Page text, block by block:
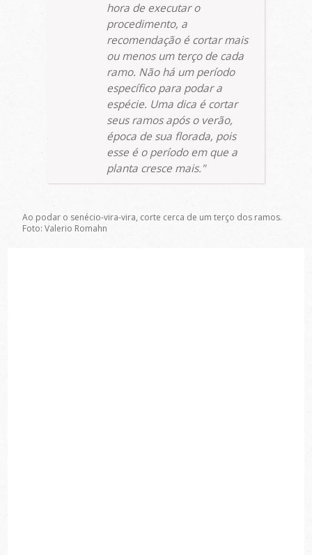
hora de executar o
procedimento, a
recomendação é cortar mais
ou menos um terço de cada
ramo. Não há um período
específico para podar a
espécie. Uma dica é cortar
seus ramos após o verão,
época de sua florada, pois
esse é o período em que a
planta cresce mais.
Ao podar o senécio-vira-vira, corte cerca de um terço dos ramos.
Foto: Valerio Romahn